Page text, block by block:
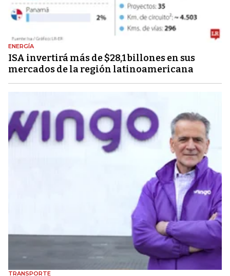
ENERGÍA
ISA invertirá más de $28,1 billones en sus
mercados de la región latinoamericana
TRANSPORTE